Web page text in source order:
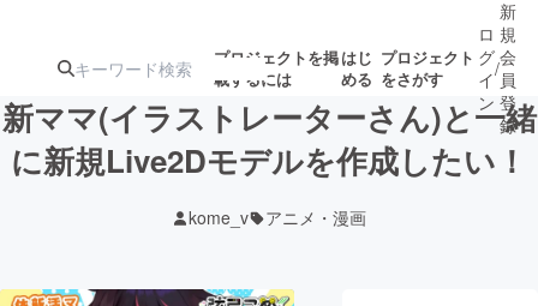
プロジェクトを掲
載するには
はじ
める
プロジェクト
をさがす
ジェクト
ロジェクト
ロ
グ
イ
ン
/
新
規
会
員
登
録
新ママ(イラストレーターさん)と一緒
に新規Live2Dモデルを作成したい！
kome_v アニメ・漫画